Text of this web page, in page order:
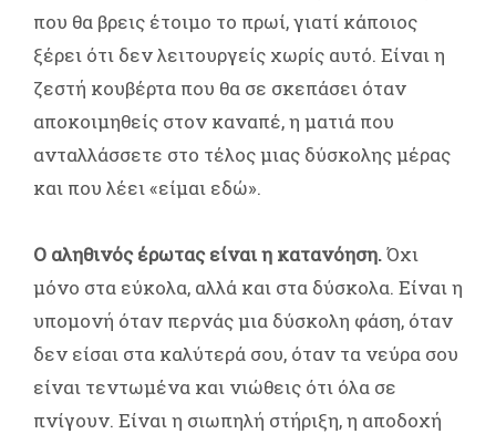
που θα βρεις έτοιμο το πρωί, γιατί κάποιος
ξέρει ότι δεν λειτουργείς χωρίς αυτό. Είναι η
ζεστή κουβέρτα που θα σε σκεπάσει όταν
αποκοιμηθείς στον καναπέ, η ματιά που
ανταλλάσσετε στο τέλος μιας δύσκολης μέρας
και που λέει «είμαι εδώ».
Ο αληθινός έρωτας είναι η κατανόηση.Όχι
μόνο στα εύκολα, αλλά και στα δύσκολα. Είναι η
υπομονή όταν περνάς μια δύσκολη φάση, όταν
δεν είσαι στα καλύτερά σου, όταν τα νεύρα σου
είναι τεντωμένα και νιώθεις ότι όλα σε
πνίγουν. Είναι η σιωπηλή στήριξη, η αποδοχή